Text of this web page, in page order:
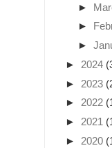
►
►
►
► 2024
► 2023
► 2022
► 2021
► 2020